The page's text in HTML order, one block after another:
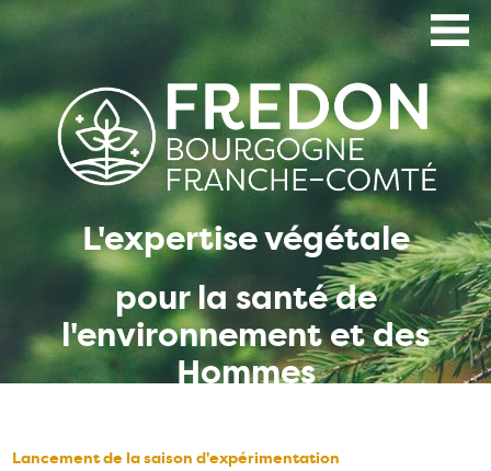
L'expertise végétale
pour la santé de
l'environnement et des
Hommes
Lancement de la saison d'expérimentation